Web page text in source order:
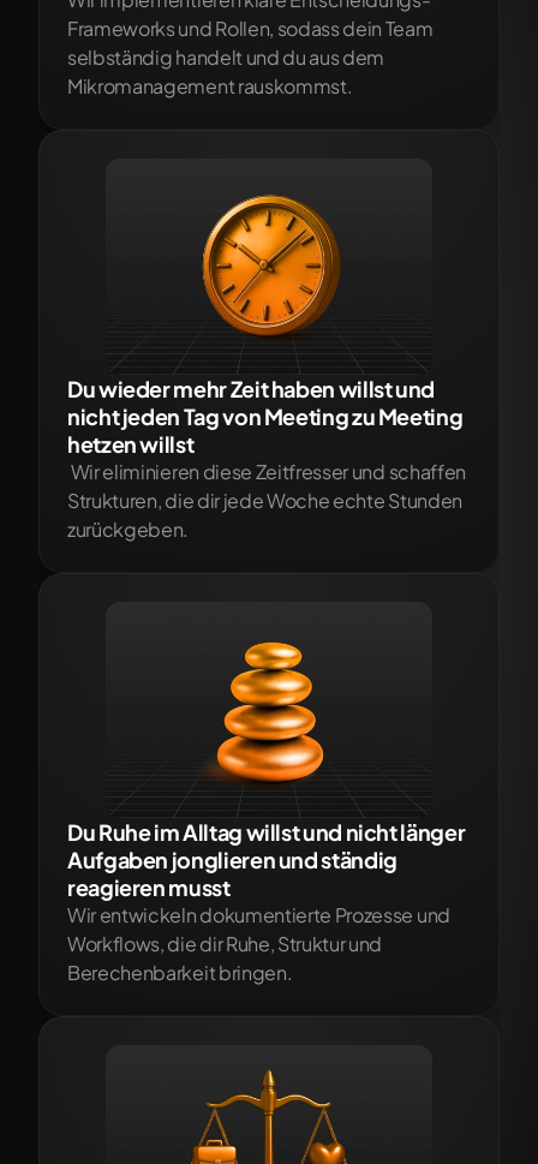
Frameworks und Rollen, sodass dein Team
selbständig handelt und du aus dem
Mikromanagement rauskommst.
Du wieder mehr Zeit haben willst und
nicht jeden Tag von Meeting zu Meeting
hetzen willst
Strukturen, die dir jede Woche echte Stunden
zurückgeben.
Du Ruhe im Alltag willst und nicht länger
Aufgaben jonglieren und ständig
reagieren musst
Wir entwickeln dokumentierte Prozesse und
Workflows, die dir Ruhe, Struktur und
Berechenbarkeit bringen.